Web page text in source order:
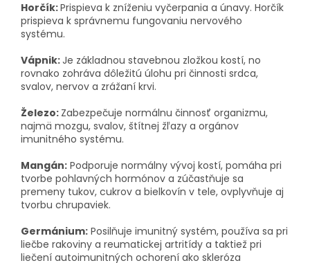
Horčík:Prispieva k zníženiu vyčerpania a únavy. Horčík
prispieva k správnemu fungovaniu nervového
systému.
Vápnik:Je základnou stavebnou zložkou kostí, no
rovnako zohráva dôležitú úlohu pri činnosti srdca,
svalov, nervov a zrážaní krvi.
Železo: Zabezpečuje normálnu činnosť organizmu,
najmä mozgu, svalov, štítnej žľazy a orgánov
imunitného systému.
Mangán: Podporuje normálny vývoj kostí, pomáha pri
tvorbe pohlavných hormónov a zúčastňuje sa
premeny tukov, cukrov a bielkovín v tele, ovplyvňuje aj
tvorbu chrupaviek.
Germánium: Posilňuje imunitný systém, používa sa pri
liečbe rakoviny a reumatickej artritídy a taktiež pri
liečení autoimunitných ochorení ako skleróza